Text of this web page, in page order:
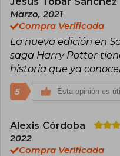
con el cuento
grupos
pandemia de
que siempre
Marzo, 2021
Compra Verificada
La nueva edición en
saga Harry Potter
historia que ya
5 Esta opinión es
Alexis Córdoba
2022
Compra Verificada